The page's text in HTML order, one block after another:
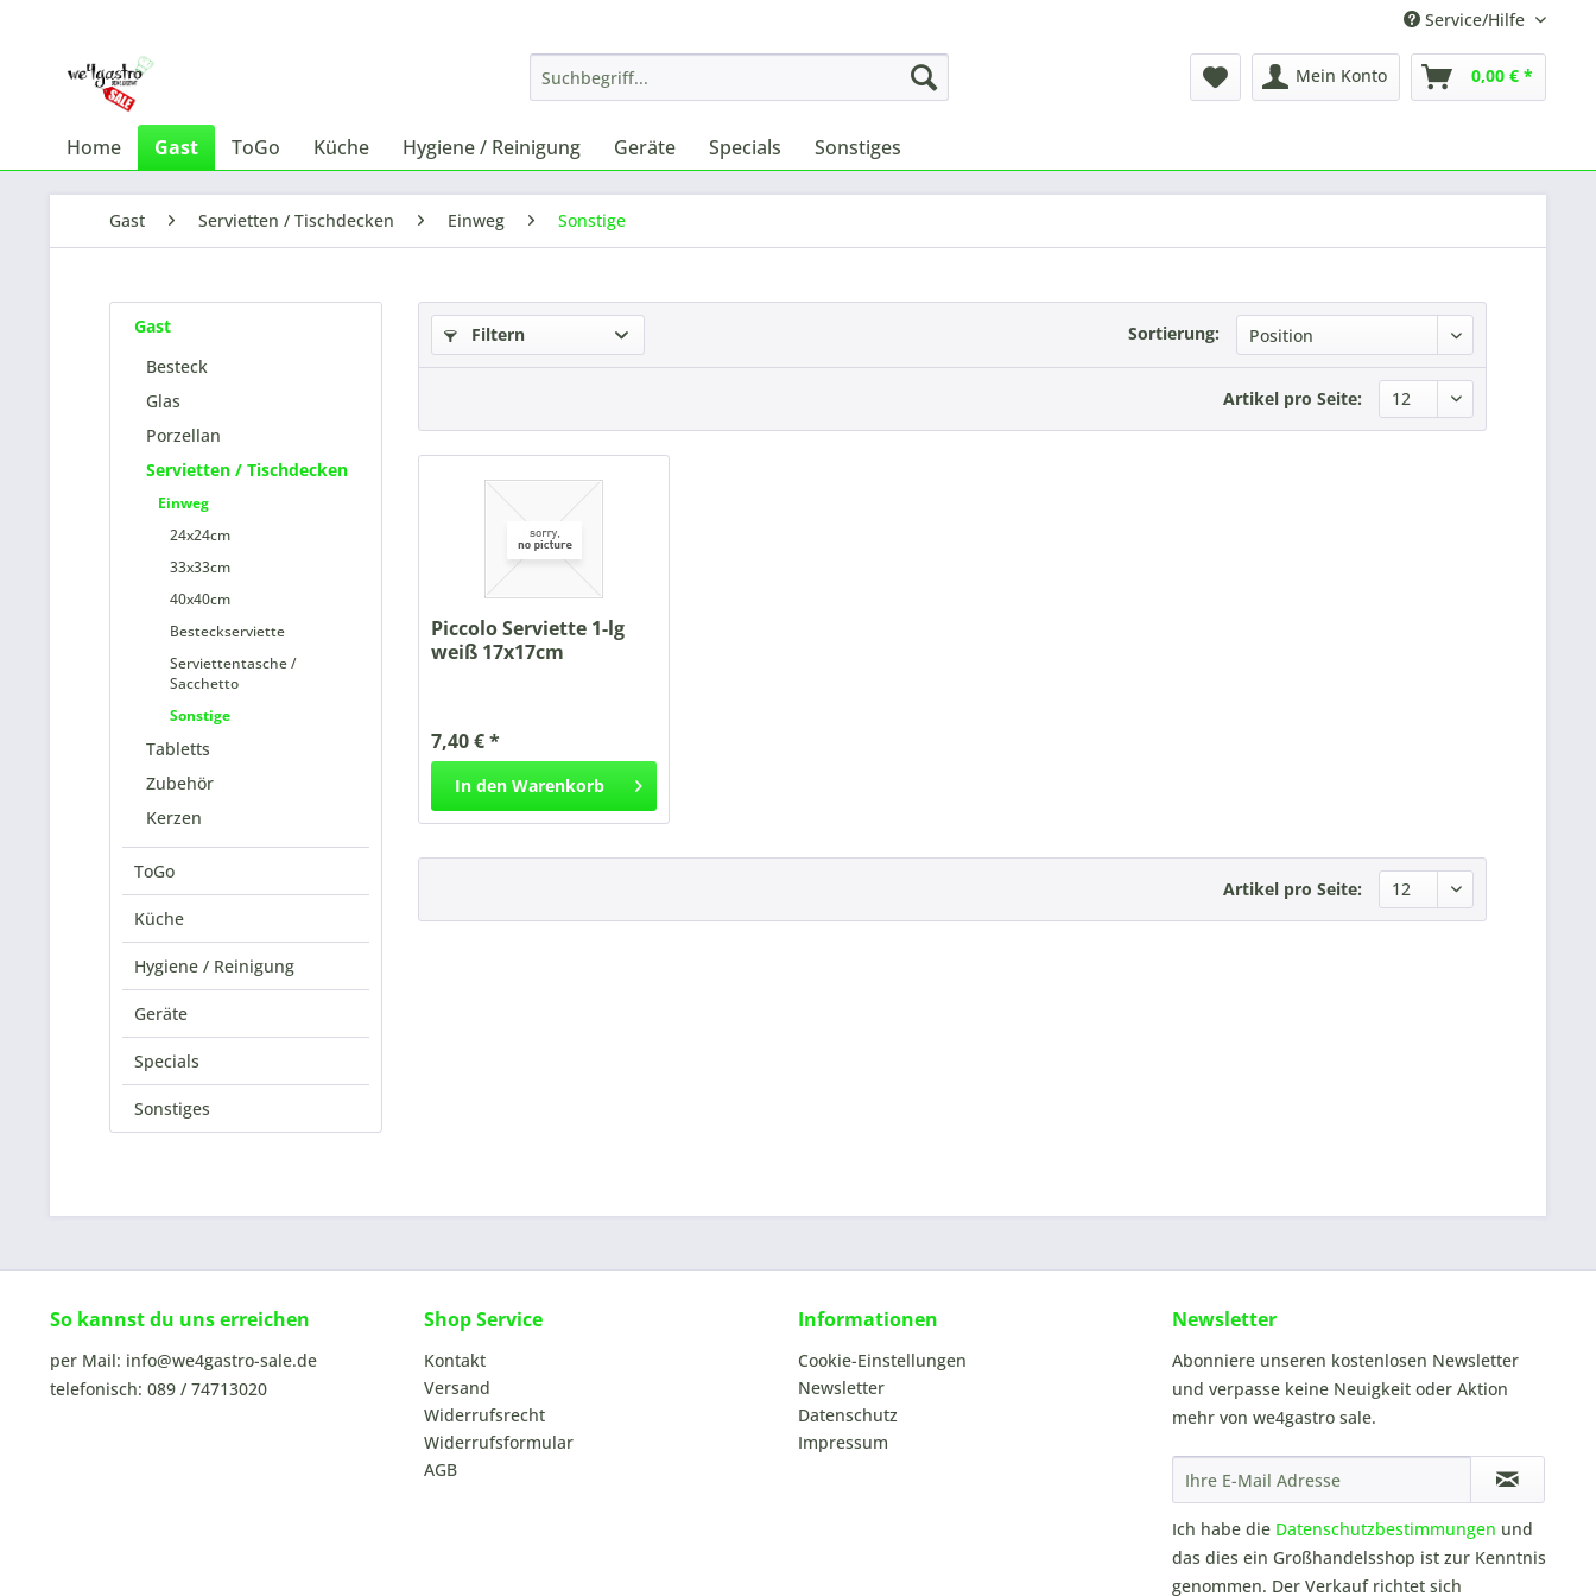
Service/Hilfe
Mein Konto 0,00 € *
Home Gast ToGo Küche Hygiene / Reinigung Geräte Specials Sonstiges
Gast Servietten / Tischdecken Einweg Sonstige
Gast
Besteck
Glas
Porzellan
Servietten / Tischdecken
Einweg
24x24cm
33x33cm
40x40cm
Besteckserviette
Serviettentasche /
Sacchetto
Sonstige
Tabletts
Zubehör
Kerzen
ToGo
Küche
Hygiene / Reinigung
Geräte
Specials
Sonstiges
Filtern Sortierung:
Artikel pro Seite:
Piccolo Serviette 1-lg
weiß 17x17cm
7,40 € *
In den Warenkorb
Artikel pro Seite:
So kannst du uns erreichen
per Mail: info@we4gastro-sale.de
telefonisch: 089 / 74713020
Shop Service
Kontakt
Versand
Widerrufsrecht
Widerrufsformular
AGB
Informationen
Cookie-Einstellungen
Newsletter
Datenschutz
Impressum
Newsletter
Abonniere unseren kostenlosen Newsletter
und verpasse keine Neuigkeit oder Aktion
mehr von we4gastro sale.
Ich habe die Datenschutzbestimmungen und
das dies ein Großhandelsshop ist zur Kenntnis
genommen. Der Verkauf richtet sich